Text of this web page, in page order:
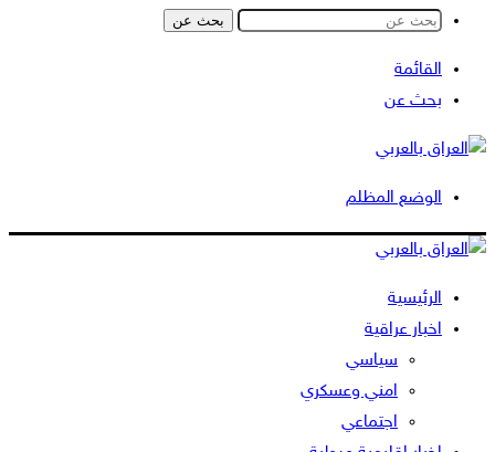
بحث عن
القائمة
بحث عن
الوضع المظلم
الرئيسية
اخبار عراقية
سياسي
امني وعسكري
اجتماعي